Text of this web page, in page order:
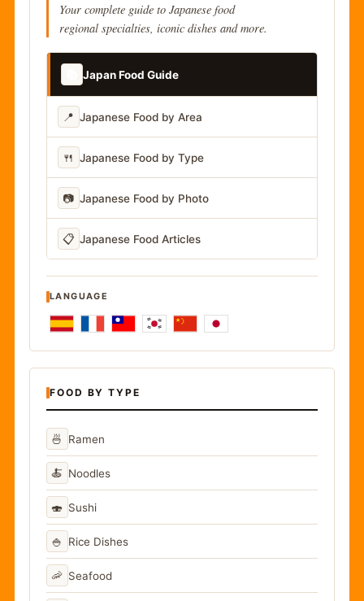
Your complete guide to Japanese food
regional specialties, iconic dishes and more.
Japan Food Guide
📍 Japanese Food by Area
🍴 Japanese Food by Type
📷 Japanese Food by Photo
📋 Japanese Food Articles
LANGUAGE
FOOD BY TYPE
🍜 Ramen
🍝 Noodles
🍣 Sushi
🍚 Rice Dishes
🦐 Seafood